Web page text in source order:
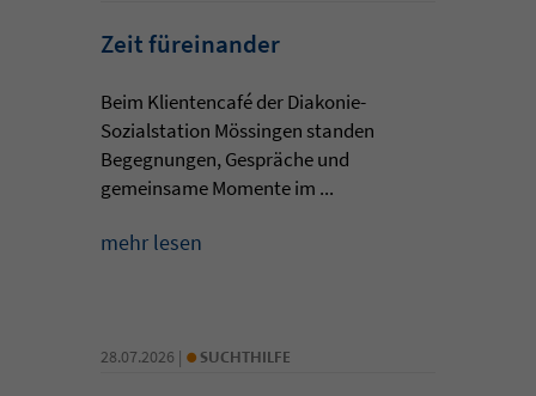
Zeit füreinander
Beim Klientencafé der Diakonie-
Sozialstation Mössingen standen
Begegnungen, Gespräche und
gemeinsame Momente im ...
mehr lesen
28.07.2026 | • SUCHTHILFE